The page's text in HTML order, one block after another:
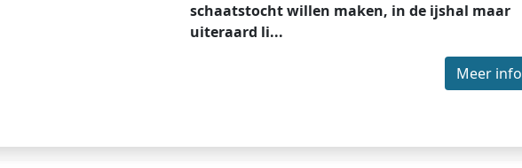
schaatstocht willen maken, in de ijshal maar
uiteraard li...
Meer info